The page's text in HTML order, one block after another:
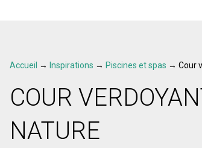
Accueil → Inspirations → Piscines et spas → Cour
COUR
NATURE